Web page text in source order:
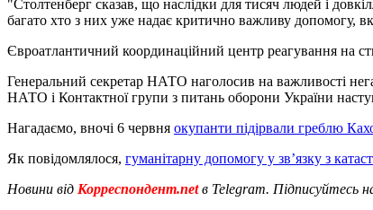
"Столтенберг сказав, що наслідки для тисяч людей і
багато хто з них уже надає критично важливу допомогу,
Євроатлантичний координаційний центр реагування на
Генеральний секретар НАТО наголосив на важливості
НАТО і Контактної групи з питань оборони України
Нагадаємо, вночі 6 червня окупанти підірвали греблю
Як повідомлялося, гуманітарну допомогу у зв’язку з
Новини від Корреспондент.netв Telegram. Підписуйтесь